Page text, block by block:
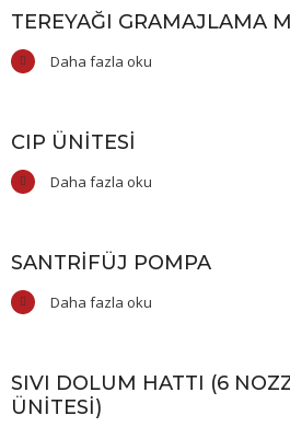
TEREYAĞI GRAMAJLAMA
Daha fazla oku
CIP ÜNITESI
Daha fazla oku
SANTRIFÜJ POMPA
Daha fazla oku
SIVI DOLUM HATTI (6
ÜNITESI)